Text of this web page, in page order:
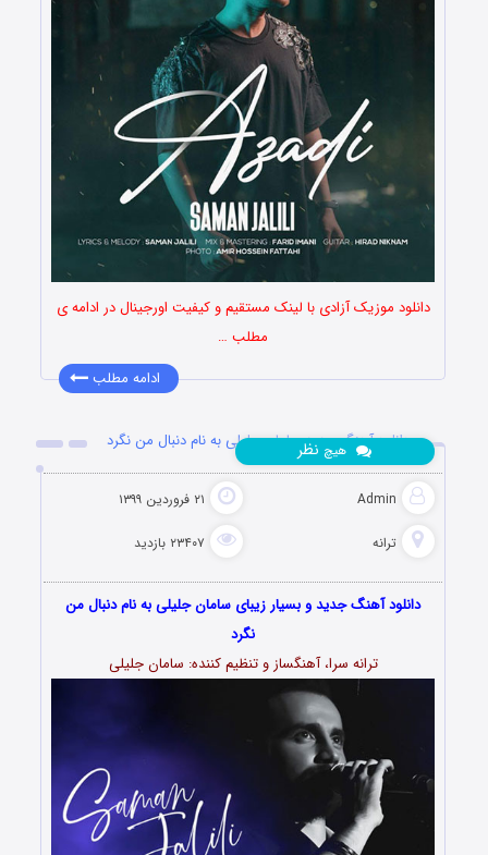
دانلود موزیک آزادی با لینک مستقیم و کیفیت اورجینال در ادامه ی
مطلب …
ادامه مطلب
دانلود آهنگ جدید سامان جلیلی به نام دنبال من نگرد
Admin ۲۱ فروردین ۱۳۹۹
ترانه ۲۳۴۰۷ بازدید
هیچ نظر
دانلود آهنگ جدید و بسیار زیبای سامان جلیلی به نام دنبال من
نگرد
ترانه سرا، آهنگساز و تنظیم کننده: سامان جلیلی